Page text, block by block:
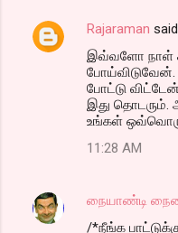
Rajaraman said…
இவ்வளோ நாள்
போய்விடுவேன்.
போட்டு
இது தொடரும்.
உங்கள் ஒவ்வொரு
11:28 AM
நையாண்டி
/*நீங்க